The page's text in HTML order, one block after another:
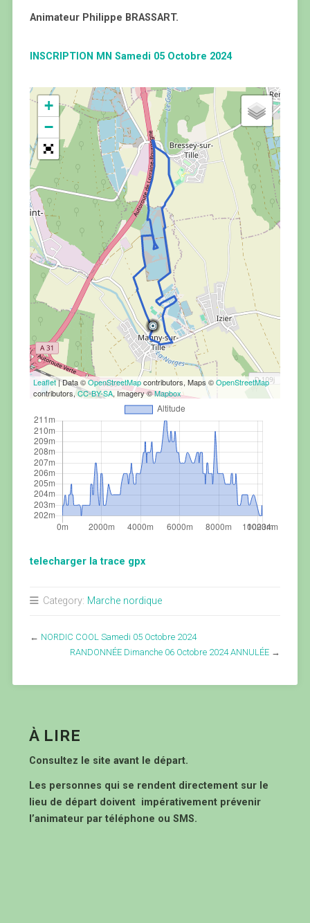
Animateur Philippe BRASSART.
INSCRIPTION MN Samedi 05 Octobre 2024
+
−
Leaflet| Data ©OpenStreetMapcontributors, Maps ©OpenStreetMap
contributors, CC-BY-SA, Imagery ©Mapbox
telecharger la trace gpx
Category: Marche nordique
← NORDIC COOL Samedi 05 Octobre 2024
RANDONNÉE Dimanche 06 Octobre 2024 ANNULÉE →
À LIRE
Consultez le site avant le départ.
Les personnes qui se rendent directement sur le
lieu de départ doivent impérativement prévenir
l’animateur par téléphone ou SMS.